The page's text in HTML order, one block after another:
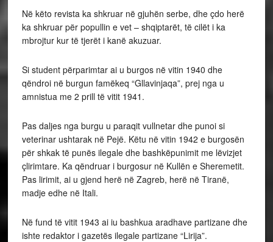
Në këto revista ka shkruar në gjuhën serbe, dhe çdo herë
ka shkruar për popullin e vet – shqiptarët, të cilët i ka
mbrojtur kur të tjerët i kanë akuzuar.
Si student përparimtar ai u burgos në vitin 1940 dhe
qëndroi në burgun famëkeq “Gllavinjaqa”, prej nga u
amnistua me 2 prill të vitit 1941.
Pas daljes nga burgu u paraqit vullnetar dhe punoi si
veterinar ushtarak në Pejë. Këtu në vitin 1942 e burgosën
për shkak të punës ilegale dhe bashkëpunimit me lëvizjet
çlirimtare. Ka qëndruar i burgosur në Kullën e Sheremetit.
Pas lirimit, ai u gjend herë në Zagreb, herë në Tiranë,
madje edhe në Itali.
Në fund të vitit 1943 ai iu bashkua aradhave partizane dhe
ishte redaktor i gazetës ilegale partizane “Lirija”.